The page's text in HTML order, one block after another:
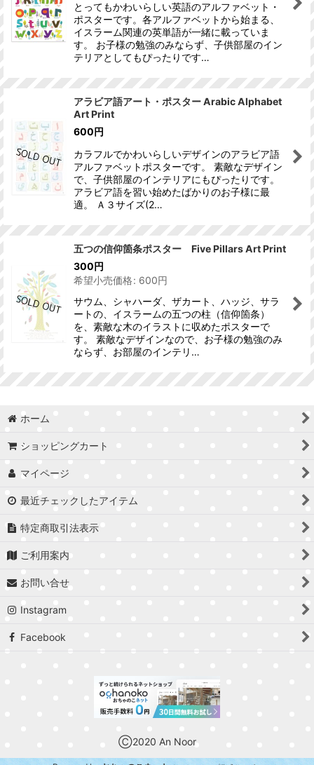
とってもかわいらしい英語のアルファベット・
ポスターです。各アルファベットから始まる、
イスラーム関連の英単語が一緒に載っていま
す。 お子様の勉強のみならず、子供部屋のイン
テリアとしてもぴったりです…
アラビア語アート・ポスター Arabic Alphabet
Art Print
600円
カラフルでかわいらしいデザインのアラビア語
アルファベットポスターです。 素敵なデザイン
で、子供部屋のインテリアにもぴったりです。
アラビア語を習い始めたばかりのお子様に最
適。 Ａ３サイズ(2…
五つの信仰箇条ポスター Five Pillars Art Print
300円
希望小売価格: 600円
サウム、シャハーダ、ザカート、ハッジ、サラ
ートの、イスラームの五つの柱（信仰箇条）
を、素敵な木のイラストに収めたポスターで
す。 素敵なデザインなので、お子様の勉強のみ
ならず、お部屋のインテリ…
ホーム
ショッピングカート
マイページ
最近チェックしたアイテム
特定商取引法表示
ご利用案内
お問い合せ
Instagram
Facebook
Ⓒ2020 An Noor